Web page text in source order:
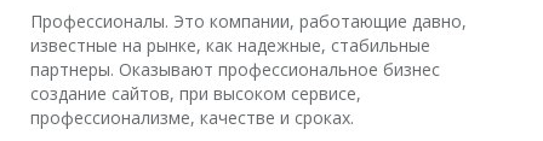
Профессионалы. Это компании, работающие давно,
известные на рынке, как надежные, стабильные
партнеры. Оказывают профессиональное бизнес
создание сайтов, при высоком сервисе,
профессионализме, качестве и сроках.